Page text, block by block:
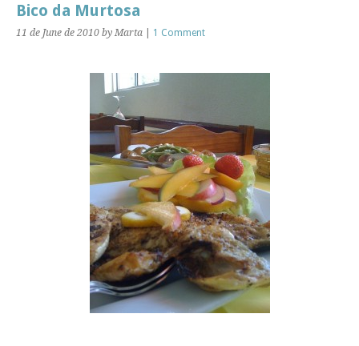
Bico da Murtosa
11 de June de 2010 by Marta 1 Comment